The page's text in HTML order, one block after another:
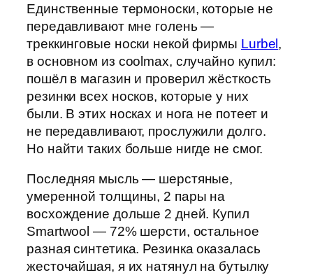
Единственные термоноски, которые не
передавливают мне голень —
треккинговые носки некой фирмы Lurbel,
в основном из coolmax, случайно купил:
пошёл в магазин и проверил жёсткость
резинки всех носков, которые у них
были. В этих носках и нога не потеет и
не передавливают, прослужили долго.
Но найти таких больше нигде не смог.
Последняя мысль — шерстяные,
умеренной толщины, 2 пары на
восхождение дольше 2 дней. Купил
Smartwool — 72% шерсти, остальное
разная синтетика. Резинка оказалась
жесточайшая, я их натянул на бутылку